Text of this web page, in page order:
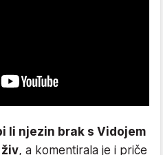
li njezin brak s Vidojem
, a komentirala je i priče